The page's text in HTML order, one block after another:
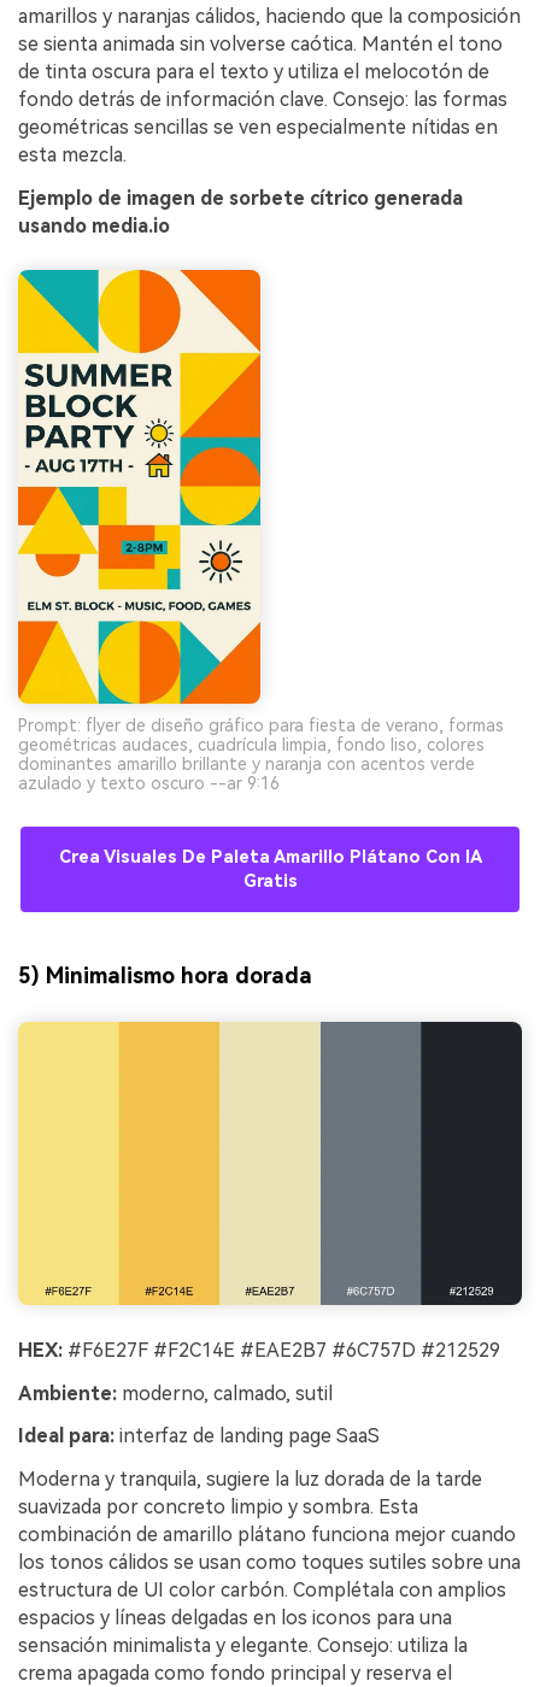
amarillos y naranjas cálidos, haciendo que la composición
se sienta animada sin volverse caótica. Mantén el tono
de tinta oscura para el texto y utiliza el melocotón de
fondo detrás de información clave. Consejo: las formas
geométricas sencillas se ven especialmente nítidas en
esta mezcla.
Ejemplo de imagen de sorbete cítrico generada
usando media.io
Prompt: flyer de diseño gráfico para fiesta de verano, formas
geométricas audaces, cuadrícula limpia, fondo liso, colores
dominantes amarillo brillante y naranja con acentos verde
azulado y texto oscuro --ar 9:16
Crea Visuales De Paleta Amarillo Plátano Con IA
Gratis
5) Minimalismo hora dorada
HEX: #F6E27F #F2C14E #EAE2B7 #6C757D #212529
Ambiente: moderno, calmado, sutil
Ideal para: interfaz de landing page SaaS
Moderna y tranquila, sugiere la luz dorada de la tarde
suavizada por concreto limpio y sombra. Esta
combinación de amarillo plátano funciona mejor cuando
los tonos cálidos se usan como toques sutiles sobre una
estructura de UI color carbón. Complétala con amplios
espacios y líneas delgadas en los iconos para una
sensación minimalista y elegante. Consejo: utiliza la
crema apagada como fondo principal y reserva el